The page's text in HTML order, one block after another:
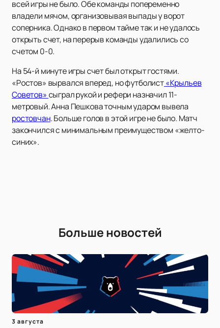
всей игры не было. Обе команды попеременно
владели мячом, организовывая выпады у ворот
соперника. Однако в первом тайме так и не удалось
открыть счет, на перерыв команды удалились со
счетом 0-0.
На 54-й минуте игры счет был открыт гостями.
«Ростов» вырвался вперед, но футболист«Крыльев
Советов»сыграл рукой и рефери назначил 11-
метровый. Анна Пешкова точным ударом вывела
ростовчан. Больше голов в этой игре не было. Матч
закончился с минимальным преимуществом «желто-
синих».
Больше новостей
3 августа